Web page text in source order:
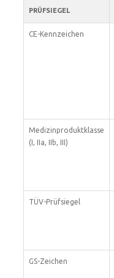
PRÜFSIEGEL
CE-Kennzeichen
Medizinproduktklasse
(I, IIa, IIb, III)
TÜV-Prüfsiegel
GS-Zeichen